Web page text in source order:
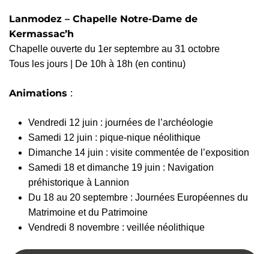
Lanmodez – Chapelle Notre-Dame de
Kermassac’h
Chapelle ouverte du 1er septembre au 31 octobre
Tous les jours | De 10h à 18h (en continu)
Animations :
Vendredi 12 juin : journées de l’archéologie
Samedi 12 juin : pique-nique néolithique
Dimanche 14 juin : visite commentée de l’exposition
Samedi 18 et dimanche 19 juin : Navigation
préhistorique à Lannion
Du 18 au 20 septembre : Journées Européennes du
Matrimoine et du Patrimoine
Vendredi 8 novembre : veillée néolithique